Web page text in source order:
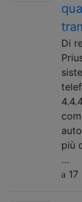
Di
più
…
17